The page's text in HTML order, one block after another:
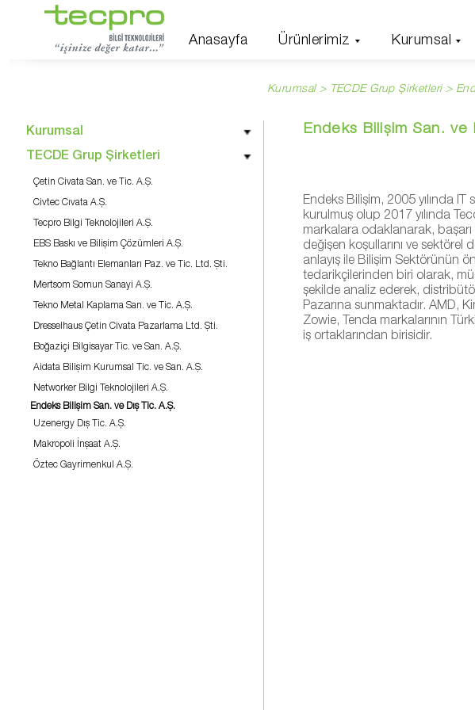
Anasayfa Ürünlerimiz Kurumsal
Kurumsal > TECDE Grup Şirketleri >
Kurumsal
TECDE Grup Şirketleri
Çetin Civata San. ve Tic. A.Ş.
Civtec Cıvata A.Ş.
Tecpro Bilgi Teknolojileri A.Ş.
EBS Baskı ve Bilişim Çözümleri A.Ş.
Tekno Bağlantı Elemanları Paz. ve Tic. Ltd. Şti.
Mertsom Somun Sanayi A.Ş.
Tekno Metal Kaplama San. ve Tic. A.Ş.
Dresselhaus Çetin Civata Pazarlama Ltd. Şti.
Boğaziçi Bilgisayar Tic. ve San. A.Ş.
Aidata Bilişim Kurumsal Tic. ve San. A.Ş.
Networker Bilgi Teknolojileri A.Ş.
Endeks Bilişim San. ve Dış Tic. A.Ş.
Uzenergy Dış Tic. A.Ş.
Makropoli İnşaat A.Ş.
Öztec Gayrimenkul A.Ş.
Endeks Bilişim San. ve
​Endeks Bilişim, 2005 yılında
kurulmuş olup 2017 yılında
markalara odaklanarak, başarı
değişen koşullarını ve sektörel
anlayış ile Bilişim Sektörünün
tedarikçilerinden biri olarak,
şekilde analiz ederek,
Pazarına sunmaktadır. AMD,
Zowie, Tenda markalarının
iş ortaklarından birisidir.